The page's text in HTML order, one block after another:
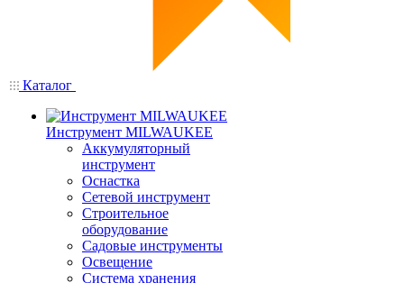
Каталог
Инструмент MILWAUKEE
Аккумуляторный
инструмент
Оснастка
Сетевой инструмент
Строительное
оборудование
Садовые инструменты
Освещение
Система хранения